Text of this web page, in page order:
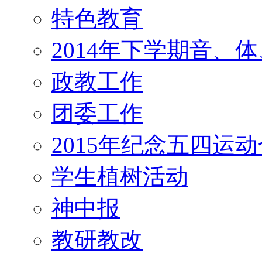
特色教育
2014年下学期音、
政教工作
团委工作
2015年纪念五四运
学生植树活动
神中报
教研教改